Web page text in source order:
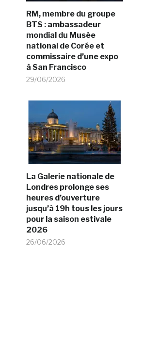
RM, membre du groupe
BTS : ambassadeur
mondial du Musée
national de Corée et
commissaire d’une expo
à San Francisco
29/06/2026
La Galerie nationale de
Londres prolonge ses
heures d’ouverture
jusqu’à 19h tous les jours
pour la saison estivale
2026
26/06/2026